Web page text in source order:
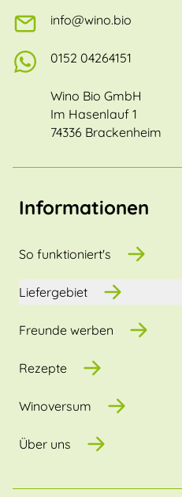
info@wino.bio
0152 04264151
Wino Bio GmbH
Im Hasenlauf 1
74336 Brackenheim
Informationen
So funktioniert's
Liefergebiet
Freunde werben
Rezepte
Winoversum
Über uns